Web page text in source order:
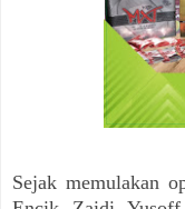
Sejak memulakan